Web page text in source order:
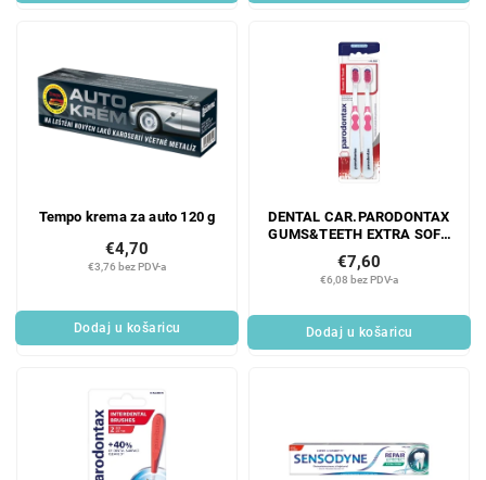
Tempo krema za auto 120 g
€3,76 bez PDV-a
€4,70
Dodaj u košaricu
DENTAL CAR.PARODONTAX
GUMS&TEETH EXTRA SOFT
DUPLO PAKIRANJE
€6,08 bez PDV-a
€7,60
Dodaj u košaricu